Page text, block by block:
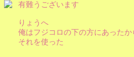
有難うございます
りょうへ
俺はフジコロの下の方にあったか
それを使った